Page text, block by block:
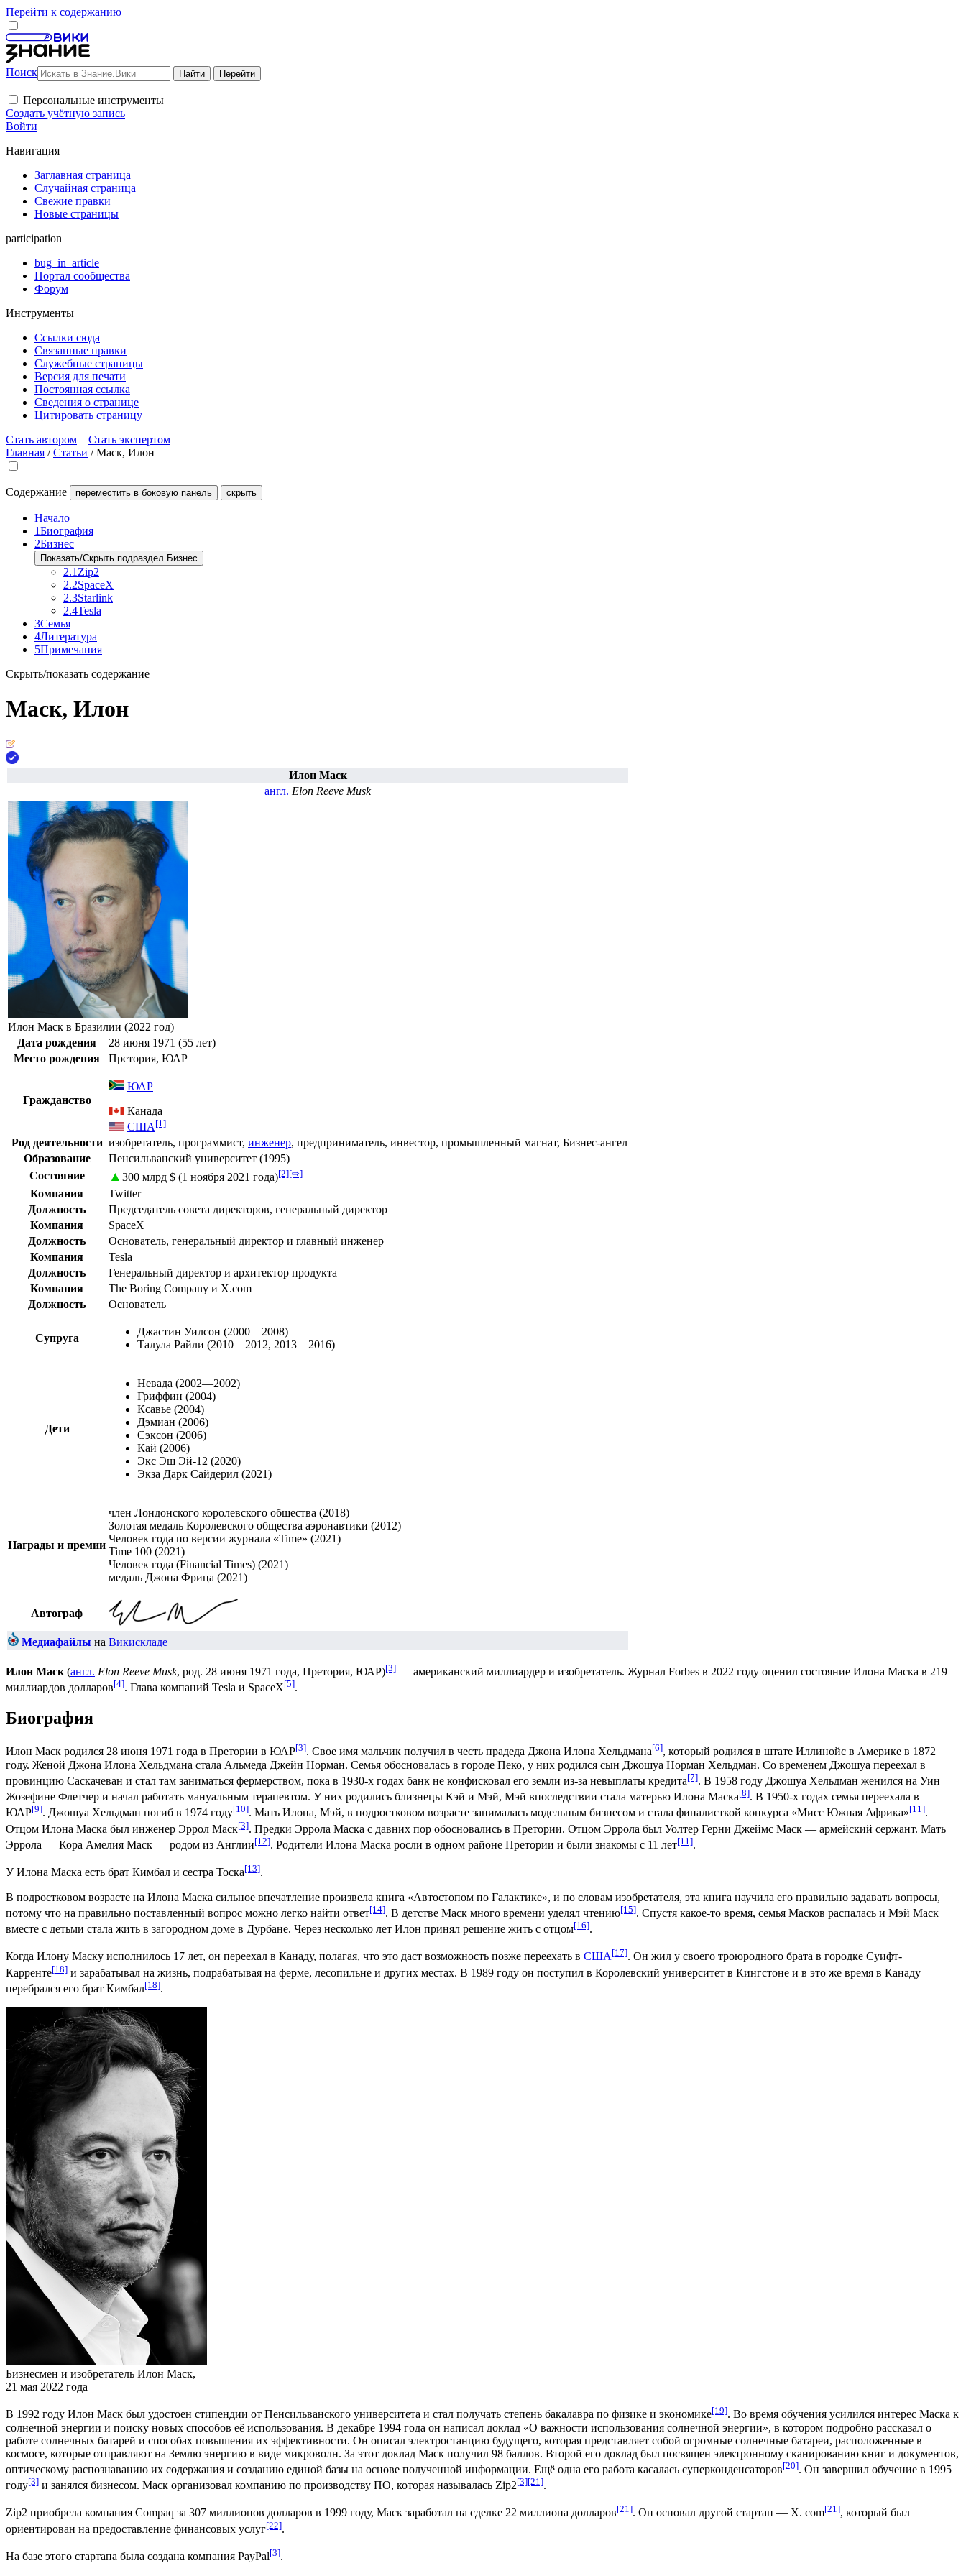
Перейти к содержанию
Поиск
Персональные инструменты
Создать учётную запись
Войти
Навигация
Заглавная страница
Случайная страница
Свежие правки
Новые страницы
participation
bug_in_article
Портал сообщества
Форум
Инструменты
Ссылки сюда
Связанные правки
Служебные страницы
Версия для печати
Постоянная ссылка
Сведения о странице
Цитировать страницу
Стать автором
Стать экспертом
Главная /Статьи /Маск, Илон
Содержание переместить в боковую панель скрыть
Начало
1Биография
2Бизнес
Показать/Скрыть подраздел Бизнес
2.1 Zip2
2.2SpaceX
2.3Starlink
2.4Tesla
3Семья
4Литература
5Примечания
Скрыть/показать содержание
Маск, Илон
Илон Маск
англ. Elon Reeve Musk
Илон Маск в Бразилии (2022 год)
Дата рождения
28 июня 1971 (55 лет)
Место рождения
Претория, ЮАР
Гражданство
ЮАР
Канада
США [1]
Род деятельности изобретатель, программист, инженер, предприниматель, инвестор, промышленный магнат, Бизнес-ангел
Образование
Пенсильванский университет (1995)
Состояние
▲ 300 млрд $ (1 ноября 2021 года)[2][⇨]
Компания
Twitter
Должность
Председатель совета директоров, генеральный директор
Компания
SpaceX
Должность
Основатель, генеральный директор и главный инженер
Компания
Tesla
Должность
Генеральный директор и архитектор продукта
Компания
The Boring Company и X.com
Должность
Основатель
Супруга
Джастин Уилсон (2000—2008)
Талула Райли (2010—2012, 2013—2016)
Дети
Невада (2002—2002)
Гриффин (2004)
Ксавье (2004)
Дэмиан (2006)
Сэксон (2006)
Кай (2006)
Экс Эш Эй-12 (2020)
Экза Дарк Сайдерил (2021)
Награды и премии
член Лондонского королевского общества (2018)
Золотая медаль Королевского общества аэронавтики (2012)
Человек года по версии журнала «Time» (2021)
Time 100 (2021)
Человек года (Financial Times) (2021)
медаль Джона Фрица (2021)
Автограф
Медиафайлы на Викискладе
Илон Маск (англ. Elon Reeve Musk, род. 28 июня 1971 года, Претория, ЮАР)[3] — американский миллиардер и изобретатель. Журнал Forbes в 2022 году оценил состояние Илона Маска в 219
миллиардов долларов[4]. Глава компаний Tesla и SpaceX[5].
Биография
Илон Маск родился 28 июня 1971 года в Претории в ЮАР[3]. Свое имя мальчик получил в честь прадеда Джона Илона Хельдмана[6], который родился в штате Иллинойс в Америке в 1872
году. Женой Джона Илона Хельдмана стала Альмеда Джейн Норман. Семья обосновалась в городе Пеко, у них родился сын Джошуа Норман Хельдман. Со временем Джошуа переехал в
провинцию Саскачеван и стал там заниматься фермерством, пока в 1930-х годах банк не конфисковал его земли из-за невыплаты кредита[7]. В 1958 году Джошуа Хельдман женился на Уин
Жозефине Флетчер и начал работать мануальным терапевтом. У них родились близнецы Кэй и Мэй, Мэй впоследствии стала матерью Илона Маска[8]. В 1950-х годах семья переехала в
ЮАР[9]. Джошуа Хельдман погиб в 1974 году[10]. Мать Илона, Мэй, в подростковом возрасте занималась модельным бизнесом и стала финалисткой конкурса «Мисс Южная Африка»[11].
Отцом Илона Маска был инженер Эррол Маск[3]. Предки Эррола Маска с давних пор обосновались в Претории. Отцом Эррола был Уолтер Герни Джеймс Маск — армейский сержант. Мать
Эррола — Кора Амелия Маск — родом из Англии[12]. Родители Илона Маска росли в одном районе Претории и были знакомы с 11 лет[11].
У Илона Маска есть брат Кимбал и сестра Тоска[13].
В подростковом возрасте на Илона Маска сильное впечатление произвела книга «Автостопом по Галактике», и по словам изобретателя, эта книга научила его правильно задавать вопросы,
потому что на правильно поставленный вопрос можно легко найти ответ[14]. В детстве Маск много времени уделял чтению[15]. Спустя какое-то время, семья Масков распалась и Мэй Маск
вместе с детьми стала жить в загородном доме в Дурбане. Через несколько лет Илон принял решение жить с отцом[16].
Когда Илону Маску исполнилось 17 лет, он переехал в Канаду, полагая, что это даст возможность позже переехать в США[17]. Он жил у своего троюродного брата в городке Суифт-
Карренте[18] и зарабатывал на жизнь, подрабатывая на ферме, лесопильне и других местах. В 1989 году он поступил в Королевский университет в Кингстоне и в это же время в Канаду
перебрался его брат Кимбал[18].
Бизнесмен и изобретатель Илон Маск,
21 мая 2022 года
В 1992 году Илон Маск был удостоен стипендии от Пенсильванского университета и стал получать степень бакалавра по физике и экономике[19]. Во время обучения усилился интерес Маска к
солнечной энергии и поиску новых способов её использования. В декабре 1994 года он написал доклад «О важности использования солнечной энергии», в котором подробно рассказал о
работе солнечных батарей и способах повышения их эффективности. Он описал электростанцию будущего, которая представляет собой огромные солнечные батареи, расположенные в
космосе, которые отправляют на Землю энергию в виде микроволн. За этот доклад Маск получил 98 баллов. Второй его доклад был посвящен электронному сканированию книг и документов,
оптическому распознаванию их содержания и созданию единой базы на основе полученной информации. Ещё одна его работа касалась суперконденсаторов[20]. Он завершил обучение в 1995
году[3] и занялся бизнесом. Маск организовал компанию по производству ПО, которая называлась Zip2[3][21].
Zip2 приобрела компания Compaq за 307 миллионов долларов в 1999 году, Маск заработал на сделке 22 миллиона долларов[21]. Он основал другой стартап — X. com[21], который был
ориентирован на предоставление финансовых услуг[22].
На базе этого стартапа была создана компания PayPal[3].